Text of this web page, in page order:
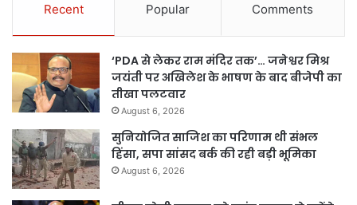
Recent Popular Comments
‘PDA से लेकर राम मंदिर तक’… जनेश्वर मिश्र
जयंती पर अखिलेश के भाषण के बाद बीजेपी का
तीखा पलटवार
August 6, 2026
सुनियोजित साजिश का परिणाम थी संभल
हिंसा, सपा सांसद बर्क की रही बड़ी भूमिका
August 6, 2026